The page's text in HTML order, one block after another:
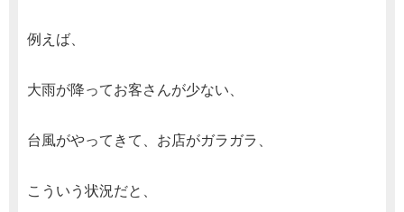
例えば、
大雨が降ってお客さんが少ない、
台風がやってきて、お店がガラガラ、
こういう状況だと、